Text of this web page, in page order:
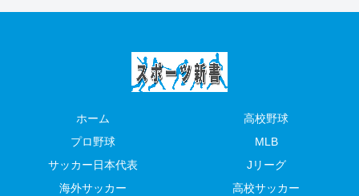
ホーム
高校野球
プロ野球
MLB
サッカー日本代表
Jリーグ
海外サッカー
高校サッカー